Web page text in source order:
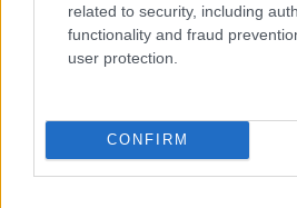
related to security, including
functionality and fraud
user protection.
CONFIRM
Σκύλοι θεραπείας βοηθούν
αναρρώνουν από εγκεφαλικό να